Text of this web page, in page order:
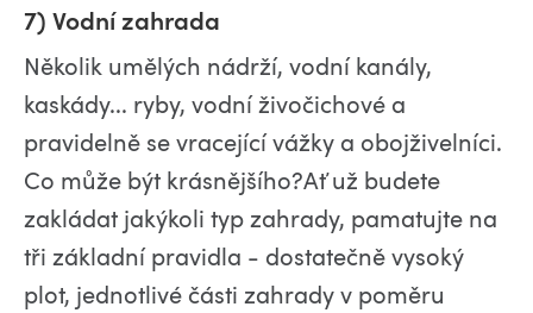
7) Vodní zahrada
Několik umělých nádrží, vodní kanály,
kaskády... ryby, vodní živočichové a
pravidelně se vracející vážky a obojživelníci.
Co může být krásnějšího?Ať už budete
zakládat jakýkoli typ zahrady, pamatujte na
tři základní pravidla - dostatečně vysoký
plot, jednotlivé části zahrady v poměru